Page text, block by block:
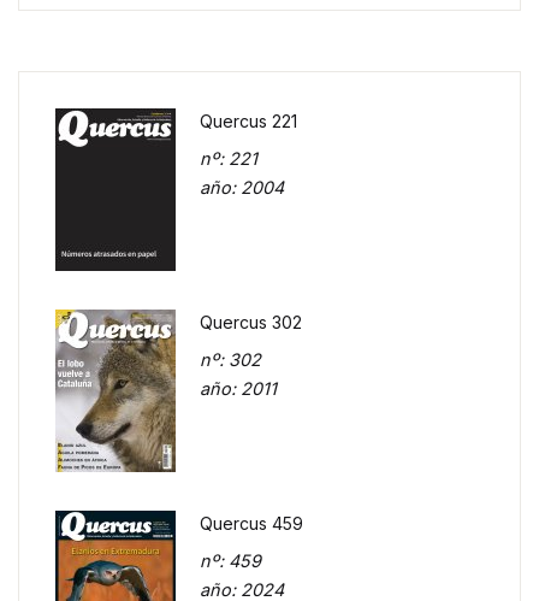
Quercus 221
nº: 221
año: 2004
Quercus 302
nº: 302
año: 2011
Quercus 459
nº: 459
año: 2024